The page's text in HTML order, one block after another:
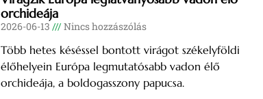
orchideája
2026-06-13 Nincs hozzászólás
Több hetes késéssel bontott virágot székelyföldi
élőhelyein Európa legmutatósabb vadon élő
orchideája, a boldogasszony papucsa.